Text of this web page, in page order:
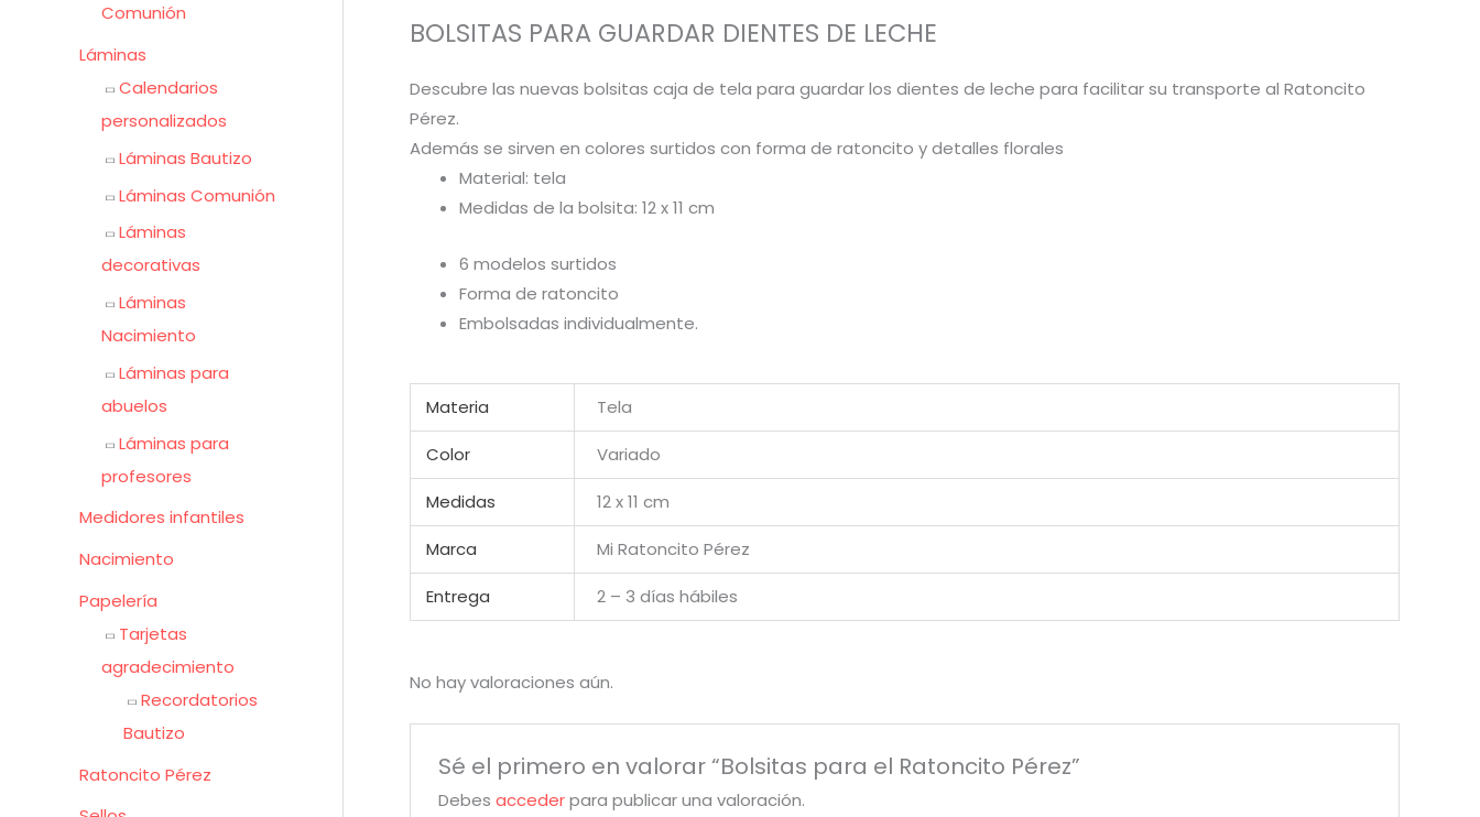
Comunión
Láminas
Calendarios
personalizados
Láminas Bautizo
Láminas Comunión
Láminas
decorativas
Láminas
Nacimiento
Láminas para
abuelos
Láminas para
profesores
Medidores infantiles
Nacimiento
Papelería
Tarjetas
agradecimiento
Recordatorios
Bautizo
Ratoncito Pérez
BOLSITAS PARA GUARDAR DIENTES DE LECHE
Descubre las nuevas bolsitas caja de tela para guardar los dientes de leche para facilitar su transporte al Ratoncito
Pérez.
Además se sirven en colores surtidos con forma de ratoncito y detalles florales
Material: tela
Medidas de la bolsita: 12 x 11 cm
6 modelos surtidos
Forma de ratoncito
Embolsadas individualmente.
Materia Tela
Color Variado
Medidas 12 x 11 cm
Marca Mi Ratoncito Pérez
Entrega 2 – 3 días hábiles
No hay valoraciones aún.
Sé el primero en valorar “Bolsitas para el Ratoncito Pérez”
Debesaccederpara publicar una valoración.